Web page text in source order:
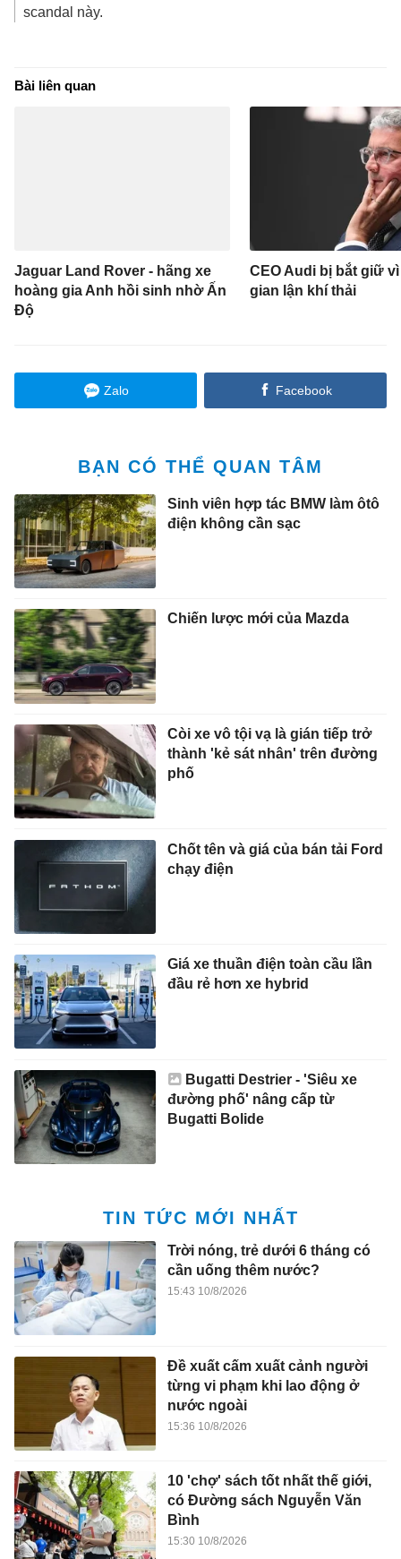
scandal này.
Bài liên quan
Jaguar Land Rover - hãng xe
hoàng gia Anh hồi sinh nhờ Ấn
Độ
CEO Audi bị bắt giữ
gian lận khí thải
Zalo Facebook
BẠN CÓ THỂ QUAN TÂM
Sinh viên hợp tác BMW làm ôtô
điện không cần sạc
Chiến lược mới của Mazda
Còi xe vô tội vạ là gián tiếp trở
thành 'kẻ sát nhân' trên đường
phố
Chốt tên và giá của bán tải Ford
chạy điện
Giá xe thuần điện toàn cầu lần
đầu rẻ hơn xe hybrid
Bugatti Destrier - 'Siêu xe
đường phố' nâng cấp từ
Bugatti Bolide
TIN TỨC MỚI NHẤT
Trời nóng, trẻ dưới 6 tháng có
cần uống thêm nước?
15:43 10/8/2026
Đề xuất cấm xuất cảnh người
từng vi phạm khi lao động ở
nước ngoài
15:36 10/8/2026
10 'chợ' sách tốt nhất thế giới,
có Đường sách Nguyễn Văn
Bình
15:30 10/8/2026